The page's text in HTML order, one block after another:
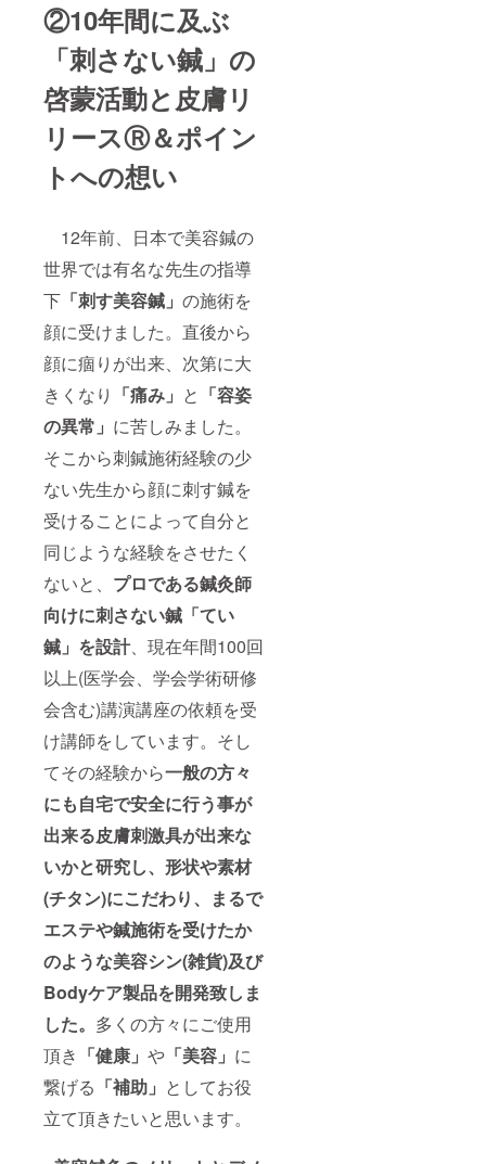
②10年間に及ぶ
「刺さない鍼」の
啓蒙活動と皮膚リ
リースⓇ＆ポイン
トへの想い
12年前、日本で美容鍼の
世界では有名な先生の指導
下 「刺す美容鍼」 の施術を
顔に受けました。直後から
顔に痼りが出来、次第に大
きくなり 「痛み」 と 「容姿
の異常」 に苦しみました。
そこから刺鍼施術経験の少
ない先生から顔に刺す鍼を
受けることによって自分と
同じような経験をさせたく
ないと、 プロである鍼灸師
向けに刺さない鍼「てい
鍼」を設計、現在年間100回
以上(医学会、学会学術研修
会含む)講演講座の依頼を受
け講師をしています。そし
てその経験から一般の方々
にも自宅で安全に行う事が
出来る皮膚刺激具が出来な
いかと研究し、形状や素材
(チタン)にこだわり、まるで
エステや鍼施術を受けたか
のような美容シン(雑貨)及び
Bodyケア製品を開発致しま
した。 多くの方々にご使用
頂き 「健康」 や 「美容」 に
繋げる 「補助」 としてお役
立て頂きたいと思います。